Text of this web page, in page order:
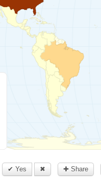
✔ Yes
✖ ✚ Share